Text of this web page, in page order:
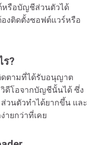
หรือบัญชีส่วนตัวได้
งติดตั้งซอฟต์แวร์หรือ
?
ดตามที่ได้รับอนุญาต
ดีโอจากบัญชีนั้นได้ ซึ่ง
วนตัวทำได้ยากขึ้น และ
ายกว่าที่เคย